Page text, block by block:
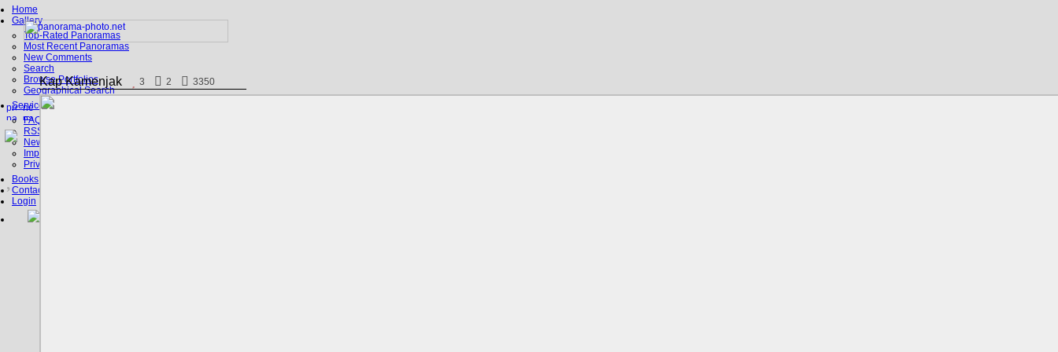
Home
Gallery
Top-Rated Panoramas
Most Recent Panoramas
New Comments
Search
Browse Portfolios
Geographical Search
Service
FAQ
RSS, Google Earth
News
Imprint
Privacy Policy
Books
Contact
Login
Kap Kamenjak 3 2 3350